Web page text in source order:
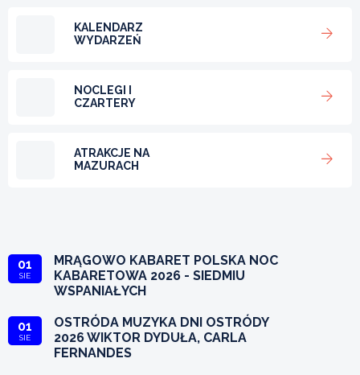
KALENDARZ
WYDARZEŃ
NOCLEGI I
CZARTERY
ATRAKCJE NA
MAZURACH
01
SIE
MRĄGOWO KABARET POLSKA NOC
KABARETOWA 2026 - SIEDMIU
WSPANIAŁYCH
01
SIE
OSTRÓDA MUZYKA DNI OSTRÓDY
2026 WIKTOR DYDUŁA, CARLA
FERNANDES